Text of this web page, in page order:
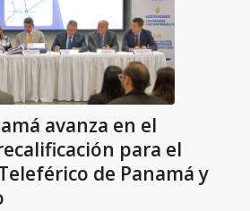
avanza en el
para el
de Panamá y